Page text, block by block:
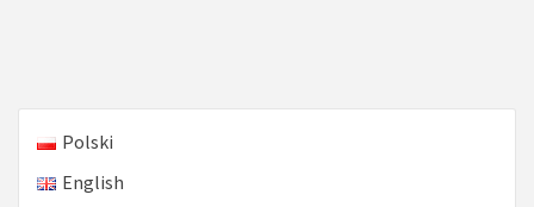
Polski
English